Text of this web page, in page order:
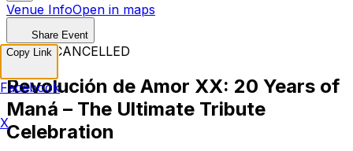
Venue InfoOpen in maps
Share Event
EVENT CANCELLED
Revolución de Amor XX: 20 Years of
Maná – The Ultimate Tribute
Celebration
Copy Link
Facebook
X